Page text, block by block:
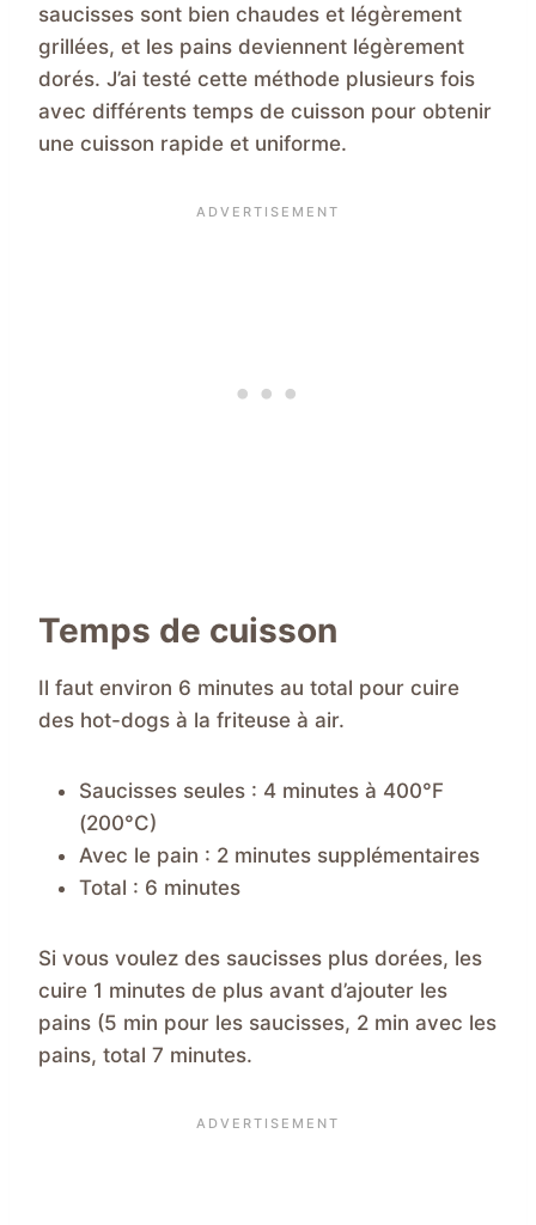
saucisses sont bien chaudes et légèrement
grillées, et les pains deviennent légèrement
dorés. J’ai testé cette méthode plusieurs fois
avec différents temps de cuisson pour obtenir
une cuisson rapide et uniforme.
Temps de cuisson
Il faut environ 6 minutes au total pour cuire
des hot-dogs à la friteuse à air.
Saucisses seules : 4 minutes à 400°F
(200°C)
Avec le pain : 2 minutes supplémentaires
Total : 6 minutes
Si vous voulez des saucisses plus dorées, les
cuire 1 minutes de plus avant d’ajouter les
pains (5 min pour les saucisses, 2 min avec les
pains, total 7 minutes.